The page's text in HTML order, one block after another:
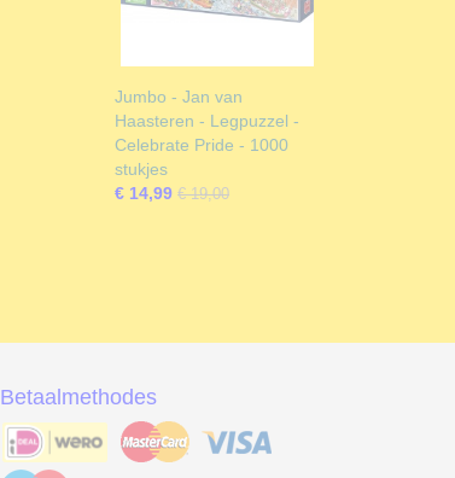
Jumbo - Jan van
Haasteren - Legpuzzel -
Celebrate Pride - 1000
stukjes
€ 14,99 € 19,00
Betaalmethodes